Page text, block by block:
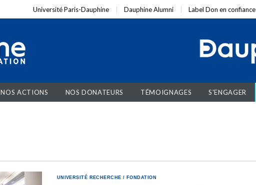
Université Paris-Dauphine Dauphine Alumni Label Don en confiance
NOS ACTIONS NOS DONATEURS TÉMOIGNAGES S'ENGAGER
UNIVERSITÉ RECHERCHE / FONDATION